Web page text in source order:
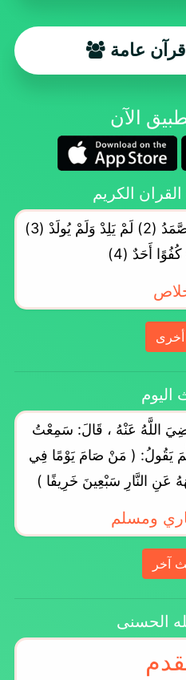
عامة
الآن
الكريم
قُلْ هُوَ اللَّهُ أَحَدٌ (1) اللَّهُ الصَّمَدُ (2) لَمْ يَلِدْ وَلَمْ يُولَدْ (3)
أَحَدٌ (4)
أخرى
اليوم
اللَّهُ عَنْهُ ، قَالَ: سَمِعْتُ
يَقُولُ: ( مَنْ صَامَ يَوْمًا فِي
عَنِ النَّارِ سَبْعِينَ خَرِيفًا )
ومسلم
آخر
الحسنى